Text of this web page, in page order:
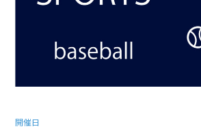
開催日